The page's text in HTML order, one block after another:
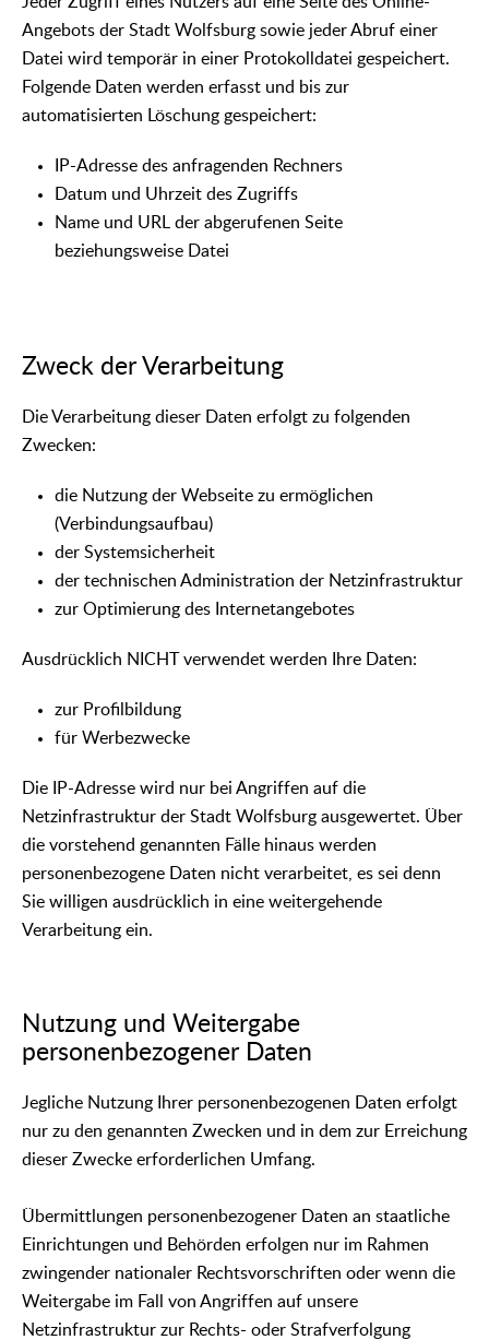
Angebots der Stadt Wolfsburg sowie jeder Abruf einer
Datei wird temporär in einer Protokolldatei gespeichert.
Folgende Daten werden erfasst und bis zur
automatisierten Löschung gespeichert:
IP-Adresse des anfragenden Rechners
Datum und Uhrzeit des Zugriffs
Name und URL der abgerufenen Seite
beziehungsweise Datei
Zweck der Verarbeitung
Die Verarbeitung dieser Daten erfolgt zu folgenden
Zwecken:
die Nutzung der Webseite zu ermöglichen
(Verbindungsaufbau)
der Systemsicherheit
der technischen Administration der Netzinfrastruktur
zur Optimierung des Internetangebotes
Ausdrücklich NICHT verwendet werden Ihre Daten:
zur Profilbildung
für Werbezwecke
Die IP-Adresse wird nur bei Angriffen auf die
Netzinfrastruktur der Stadt Wolfsburg ausgewertet. Über
die vorstehend genannten Fälle hinaus werden
personenbezogene Daten nicht verarbeitet, es sei denn
Sie willigen ausdrücklich in eine weitergehende
Verarbeitung ein.
Nutzung und Weitergabe
personenbezogener Daten
Jegliche Nutzung Ihrer personenbezogenen Daten erfolgt
nur zu den genannten Zwecken und in dem zur Erreichung
dieser Zwecke erforderlichen Umfang.
Übermittlungen personenbezogener Daten an staatliche
Einrichtungen und Behörden erfolgen nur im Rahmen
zwingender nationaler Rechtsvorschriften oder wenn die
Weitergabe im Fall von Angriffen auf unsere
Netzinfrastruktur zur Rechts- oder Strafverfolgung